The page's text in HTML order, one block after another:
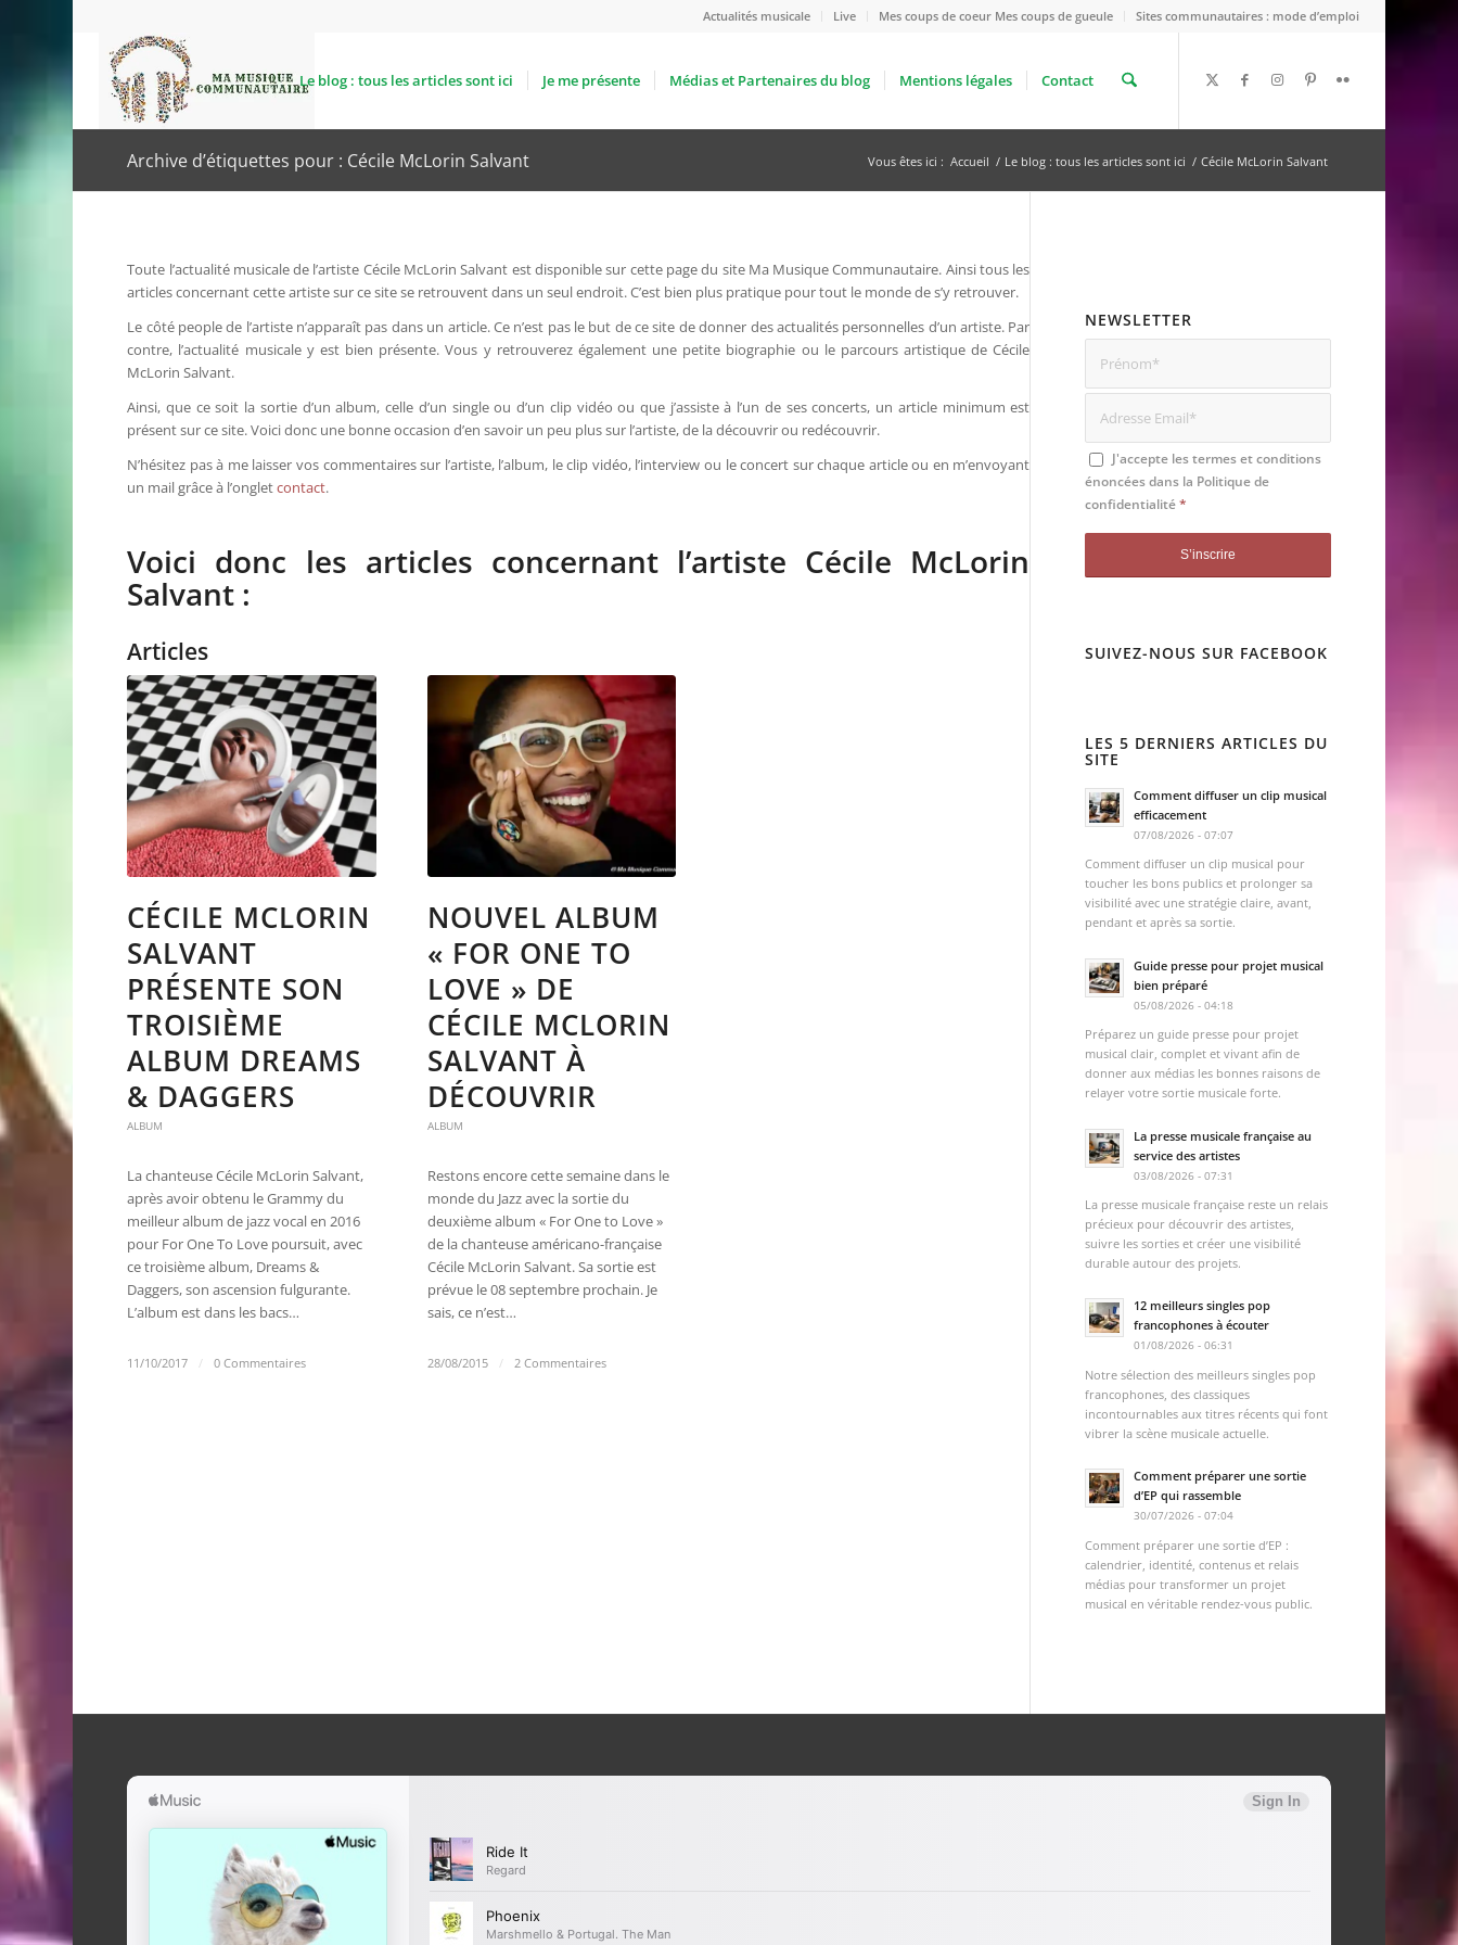
Actualités musicale Live Mes coups de coeur Mes coups de gueule Sites communautaires : mode d’emploi
Le blog : tous les articles sont ici Je me présente Médias et Partenaires du blog Mentions légales Contact
Archive d’étiquettes pour : Cécile McLorin Salvant Vous êtes ici : Accueil / Le blog : tous les articles sont ici / Cécile McLorin Salvant
Toute l’actualité musicale de l’artiste Cécile McLorin Salvant est disponible sur cette page du site Ma Musique Communautaire. Ainsi tous les
articles concernant cette artiste sur ce site se retrouvent dans un seul endroit. C’est bien plus pratique pour tout le monde de s’y retrouver.
Le côté people de l’artiste n’apparaît pas dans un article. Ce n’est pas le but de ce site de donner des actualités personnelles d’un artiste. Par
contre, l’actualité musicale y est bien présente. Vous y retrouverez également une petite biographie ou le parcours artistique de Cécile
McLorin Salvant.
Ainsi, que ce soit la sortie d’un album, celle d’un single ou d’un clip vidéo ou que j’assiste à l’un de ses concerts, un article minimum est
présent sur ce site. Voici donc une bonne occasion d’en savoir un peu plus sur l’artiste, de la découvrir ou redécouvrir.
N’hésitez pas à me laisser vos commentaires sur l’artiste, l’album, le clip vidéo, l’interview ou le concert sur chaque article ou en m’envoyant
un mail grâce à l’ongletcontact.
Voici donc les articles concernant l’artiste Cécile McLorin
Salvant :
Articles
CÉCILE MCLORIN
SALVANT
PRÉSENTE SON
TROISIÈME
ALBUM DREAMS
& DAGGERS
ALBUM
La chanteuse Cécile McLorin Salvant,
après avoir obtenu le Grammy du
meilleur album de jazz vocal en 2016
pour For One To Love poursuit, avec
ce troisième album, Dreams &
Daggers, son ascension fulgurante.
L’album est dans les bacs…
11/10/2017 / 0 Commentaires
NOUVEL ALBUM
« FOR ONE TO
LOVE » DE
CÉCILE MCLORIN
SALVANT À
DÉCOUVRIR
ALBUM
Restons encore cette semaine dans le
monde du Jazz avec la sortie du
deuxième album « For One to Love »
de la chanteuse américano-française
Cécile McLorin Salvant. Sa sortie est
prévue le 08 septembre prochain. Je
sais, ce n’est…
28/08/2015 / 2 Commentaires
NEWSLETTER
J'accepte les termes et conditions
énoncées dans la Politique de
confidentialité*
SUIVEZ-NOUS SUR FACEBOOK
LES 5 DERNIERS ARTICLES DU
SITE
Comment diffuser un clip musical
efficacement
07/08/2026 - 07:07
Comment diffuser un clip musical pour
toucher les bons publics et prolonger sa
visibilité avec une stratégie claire, avant,
pendant et après sa sortie.
Guide presse pour projet musical
bien préparé
05/08/2026 - 04:18
Préparez un guide presse pour projet
musical clair, complet et vivant afin de
donner aux médias les bonnes raisons de
relayer votre sortie musicale forte.
La presse musicale française au
service des artistes
03/08/2026 - 07:31
La presse musicale française reste un relais
précieux pour découvrir des artistes,
suivre les sorties et créer une visibilité
durable autour des projets.
12 meilleurs singles pop
francophones à écouter
01/08/2026 - 06:31
Notre sélection des meilleurs singles pop
francophones, des classiques
incontournables aux titres récents qui font
vibrer la scène musicale actuelle.
Comment préparer une sortie
d’EP qui rassemble
30/07/2026 - 07:04
Comment préparer une sortie d’EP :
calendrier, identité, contenus et relais
médias pour transformer un projet
musical en véritable rendez-vous public.